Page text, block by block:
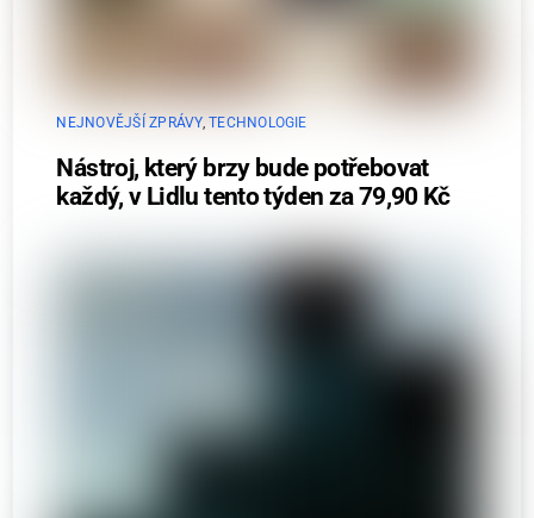
NEJNOVĚJŠÍ ZPRÁVY,TECHNOLOGIE
Nástroj, který brzy bude potřebovat
každý, v Lidlu tento týden za 79,90 Kč